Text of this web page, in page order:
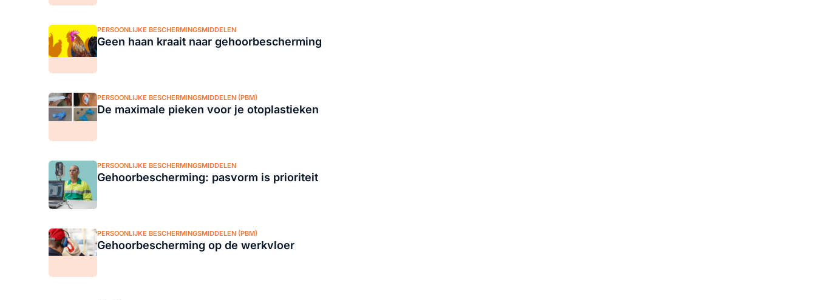
PERSOONLIJKE BESCHERMINGSMIDDELEN
Geen haan kraait naar gehoorbescherming
PERSOONLIJKE BESCHERMINGSMIDDELEN (PBM)
De maximale pieken voor je otoplastieken
PERSOONLIJKE BESCHERMINGSMIDDELEN
Gehoorbescherming: pasvorm is prioriteit
PERSOONLIJKE BESCHERMINGSMIDDELEN (PBM)
Gehoorbescherming op de werkvloer